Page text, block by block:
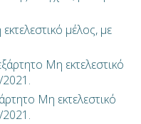
μέλος, με
Μη εκτελεστικό
Μη εκτελεστικό